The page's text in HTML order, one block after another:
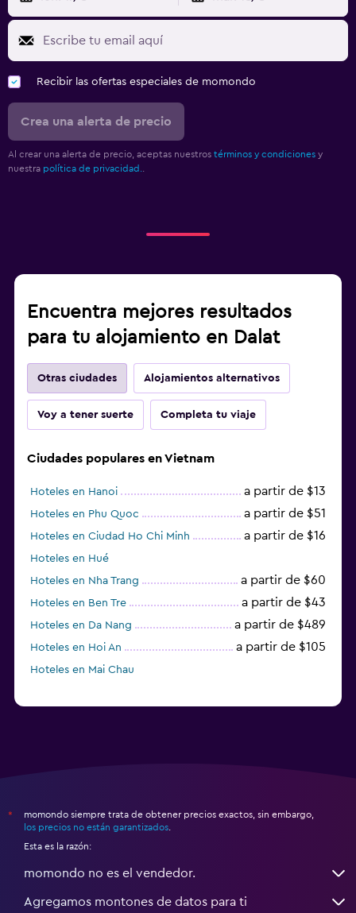
Recibir las ofertas especiales de momondo
Crea una alerta de precio
Al crear una alerta de precio, aceptas nuestros términos y condiciones y
nuestra política de privacidad.
Encuentra mejores resultados
para tu alojamiento en Dalat
Otras ciudades Alojamientos alternativos
Voy a tener suerte Completa tu viaje
Ciudades populares en Vietnam
Hoteles en Hanoi a partir de $13
Hoteles en Phu Quoc a partir de $51
Hoteles en Ciudad Ho Chi Minh a partir de $16
Hoteles en Hué
Hoteles en Nha Trang
a partir de $60
Hoteles en Ben Tre a partir de $43
Hoteles en Da Nang a partir de $489
Hoteles en Hoi An a partir de $105
Hoteles en Mai Chau
*
momondo siempre trata de obtener precios exactos, sin embargo,
los precios no están garantizados
Esta es la razón:
momondo no es el vendedor.
Agregamos montones de datos para ti